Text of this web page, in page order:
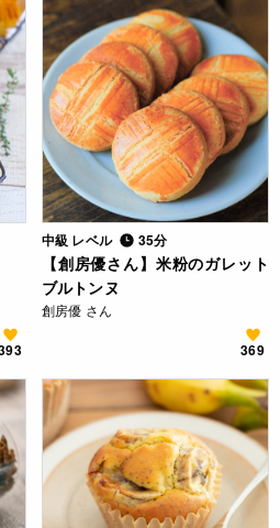
中級 レベル 35分
【創房優さん】米粉のガレット
ブルトンヌ
創房優 さん
369